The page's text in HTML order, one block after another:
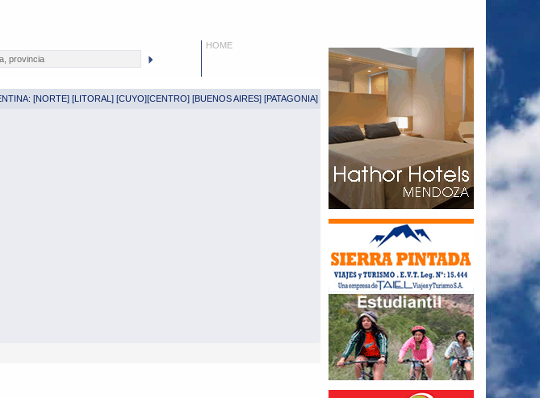
HOME
[NORTE] [LITORAL ] [CUYO][CENTRO] [BUENOS AIRES] [PATAGONIA]